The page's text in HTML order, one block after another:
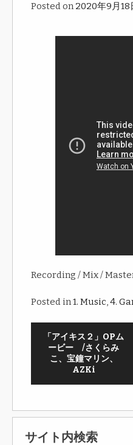
Posted on2020年9月18
Recording / Mix /
Posted in1. Music,4.
「アイキス２」OPム
ービー /さくらみ
こ、宝鐘マリン、
AZKi
サイト内検索